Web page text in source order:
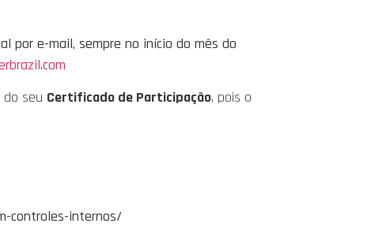
por e-mail, sempre no início do mês do
do seu Certificado de Participação, pois o
controles-internos/